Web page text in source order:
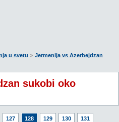
u svetu » Jermenija vs Azerbejdzan
sukobi oko
127 128 129 130
131